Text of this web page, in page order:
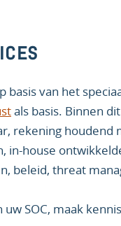
basis van het
als basis. Binnen
rekening houdend
in-house
beleid, threat
SOC, maak